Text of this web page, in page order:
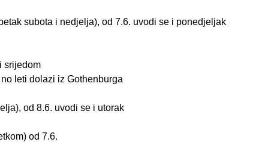
subota i nedjelja), od 7.6. uvodi se i ponedjeljak
srijedom
leti dolazi iz Gothenburga
od 8.6. uvodi se i utorak
od 7.6.